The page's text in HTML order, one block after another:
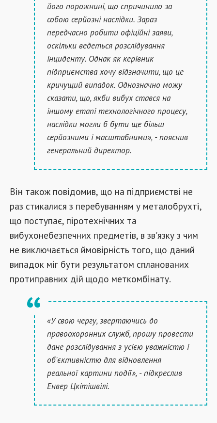
його порожнині, що спричинило за
собою серйозні наслідки. Зараз
передчасно робити офіційні заяви,
оскільки ведеться розслідування
інциденту. Однак як керівник
підприємства хочу відзначити, що це
кричущий випадок. Однозначно можу
сказати, що, якби вибух стався на
іншому етапі технологічного процесу,
наслідки могли б бути ще більш
серйозними і масштабними», - пояснив
генеральний директор.
Він також повідомив, що на підприємстві не
раз стикалися з перебуванням у металобрухті,
що поступає, піротехнічних та
вибухонебезпечних предметів, в зв'язку з чим
не виключається ймовірність того, що даний
випадок міг бути результатом спланованих
протиправних дій щодо меткомбінату.
«У свою чергу, звертаючись до
правоохоронних служб, прошу провести
дане розслідування з усією уважністю і
об'єктивністю для відновлення
реальної картини події», - підкреслив
Енвер Цкітішвілі.